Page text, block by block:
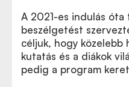
A 2021-es indulás óta
beszélgetést
céljuk, hogy közelebb
kutatás és a diákok
pedig a program